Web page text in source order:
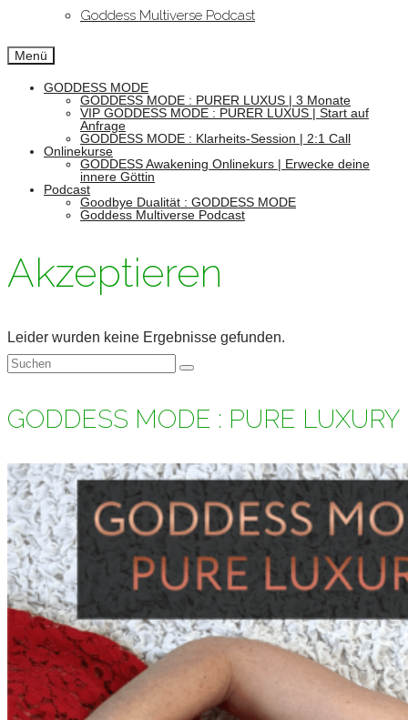
Goddess Multiverse Podcast
Menü
GODDESS MODE
GODDESS MODE : PURER LUXUS | 3 Monate
VIP GODDESS MODE : PURER LUXUS | Start auf
Anfrage
GODDESS MODE : Klarheits-Session | 2:1 Call
Onlinekurse
GODDESS Awakening Onlinekurs | Erwecke deine
innere Göttin
Podcast
Goodbye Dualität : GODDESS MODE
Goddess Multiverse Podcast
Akzeptieren
Leider wurden keine Ergebnisse gefunden.
Suchen
GODDESS MODE : PURE LUXURY